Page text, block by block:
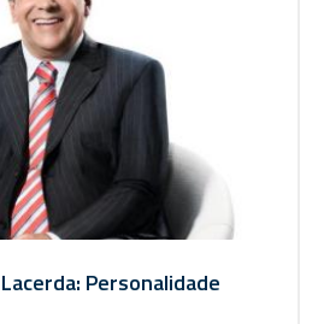
Personalidade